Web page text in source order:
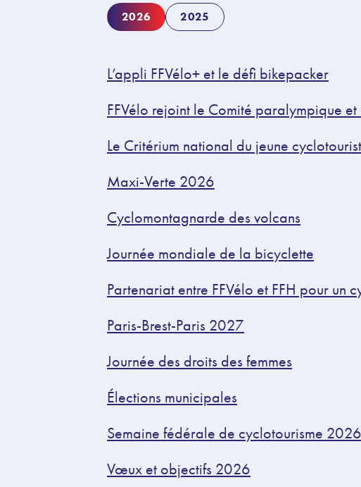
2026 2025
L’appli FFVélo+ et le défi bikepacker
FFVélo rejoint le Comité paralympique et
Le Critérium national du jeune
Maxi-Verte 2026
Cyclomontagnarde des volcans
Journée mondiale de la bicyclette
Partenariat entre FFVélo et FFH pour un
Paris-Brest-Paris 2027
Journée des droits des femmes
Élections municipales
Semaine fédérale de cyclotourisme
Vœux et objectifs 2026